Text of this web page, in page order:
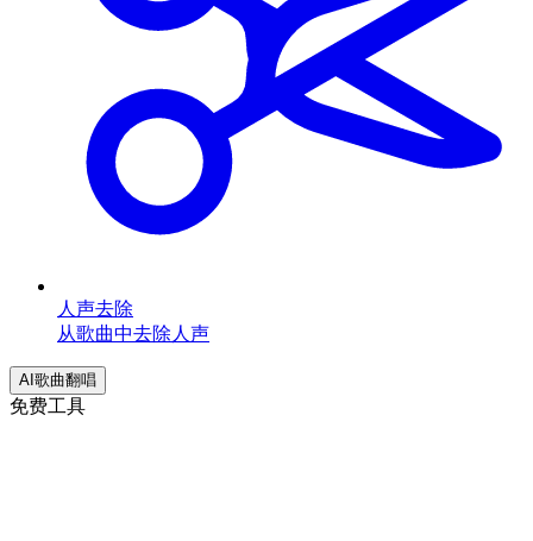
人声去除
从歌曲中去除人声
AI歌曲翻唱
免费工具